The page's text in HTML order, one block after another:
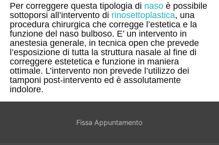
Per correggere questa tipologia di naso è possibile
sottoporsi all’intervento di rinosettoplastica, una
procedura chirurgica che corregge l’estetica e la
funzione del naso bulboso. E’ un intervento in
anestesia generale, in tecnica open che prevede
l’esposizione di tutta la struttura nasale al fine di
correggere estetetica e funzione in maniera
ottimale. L’intervento non prevede l’utilizzo dei
tamponi post-intervento ed è assolutamente
indolore.
Fissa Appuntamento